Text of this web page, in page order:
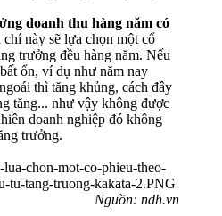
doanh thu hàng năm có
chí này sẽ lựa chọn một cổ
trưởng đều hàng năm. Nếu
ổn, ví dụ như năm nay
thì tăng khủng, cách đây
tăng... như vậy không được
doanh nghiệp đó không
trưởng.
Nguồn: ndh.vn